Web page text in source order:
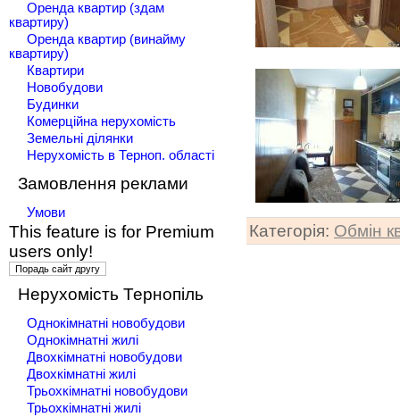
Оренда квартир (здам
квартиру)
Оренда квартир (винайму
квартиру)
Квартири
Новобудови
Будинки
Комерційна нерухомість
Земельні ділянки
Нерухомість в Терноп. області
Замовлення реклами
Умови
This feature is for Premium
users only!
Нерухомість Тернопіль
Однокімнатні новобудови
Однокімнатні жилі
Двохкімнатні новобудови
Двохкімнатні жилі
Трьохкімнатні новобудови
Трьохкімнатні жилі
Категорія: Обмін